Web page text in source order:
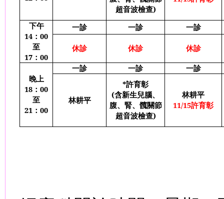
超音波檢查)
下午
14 ： 00
至
17 ： 00
一診 一診 一診
休診 休診 休診
晚上
18 ： 00
至
21 ： 00
一診 一診 一診
林耕平
*許育彰
(含新生兒腦、
腹、腎、髖關節
超音波檢查)
林耕平
11/15許育彰